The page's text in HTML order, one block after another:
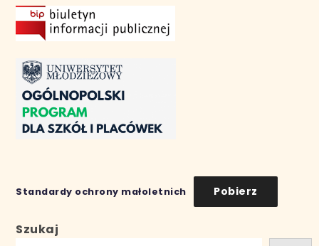
Standardy ochrony małoletnich Pobierz
Szukaj